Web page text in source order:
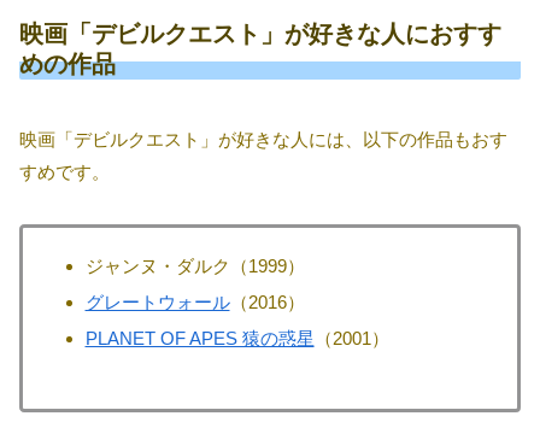
映画「デビルクエスト」が好きな人におすす
めの作品
映画「デビルクエスト」が好きな人には、以下の作品もおす
すめです。
ジャンヌ・ダルク（1999）
グレートウォール（2016）
PLANET OF APES 猿の惑星 （2001）